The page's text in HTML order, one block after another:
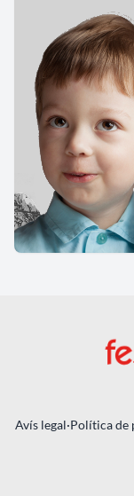
Avís legal·Política de